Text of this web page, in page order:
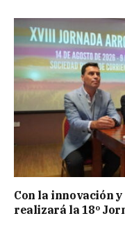
Con la innovación
realizará la 18º